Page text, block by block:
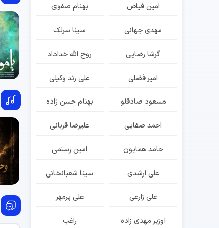
امین فیاض بهنام صفوی
مهدی جهانی سینا سرلک
گرشا رضایی روح الله خداداد
امیر فضلی علی زند وکیلی
مسعود صادقلو بهنام حسن زاده
احمد صفایی علیرضا قربانی
حامد همایون امین رستمی
علی ارشدی سینا شعبانخانی
علی زارعی علی پرمهر
اوزیر مهدی زاده راغب